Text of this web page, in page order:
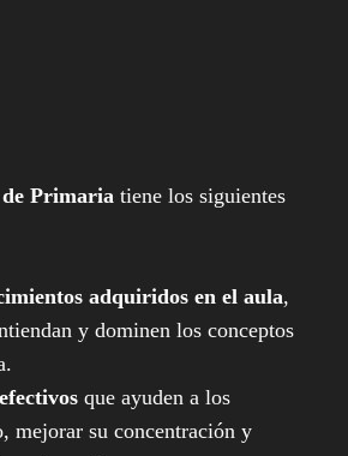
Primaria tiene los siguientes
adquiridos en el aula,
y dominen los conceptos
que ayuden a los
mejorar su concentración y